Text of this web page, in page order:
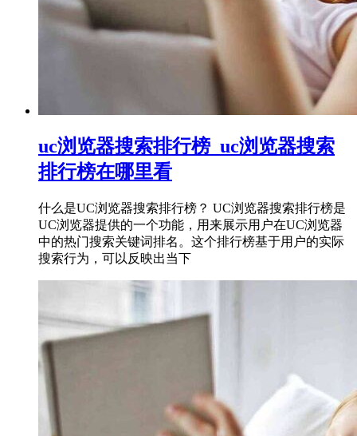
uc浏览器搜索排行榜_uc浏览器搜索
排行榜在哪里看
什么是UC浏览器搜索排行榜？ UC浏览器搜索排行榜是
UC浏览器提供的一个功能，用来展示用户在UC浏览器
中的热门搜索关键词排名。这个排行榜基于用户的实际
搜索行为，可以反映出当下